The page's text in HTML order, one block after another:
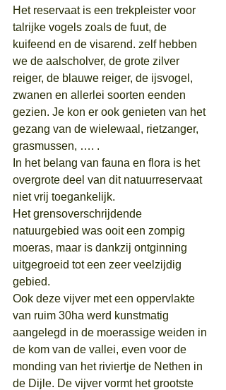
Het reservaat is een trekpleister voor
talrijke vogels zoals de fuut, de
kuifeend en de visarend. zelf hebben
we de aalscholver, de grote zilver
reiger, de blauwe reiger, de ijsvogel,
zwanen en allerlei soorten eenden
gezien. Je kon er ook genieten van het
gezang van de wielewaal, rietzanger,
grasmussen, …. .
In het belang van fauna en flora is het
overgrote deel van dit natuurreservaat
niet vrij toegankelijk.
Het grensoverschrijdende
natuurgebied was ooit een zompig
moeras, maar is dankzij ontginning
uitgegroeid tot een zeer veelzijdig
gebied.
Ook deze vijver met een oppervlakte
van ruim 30ha werd kunstmatig
aangelegd in de moerassige weiden in
de kom van de vallei, even voor de
monding van het riviertje de Nethen in
de Dijle. De vijver vormt het grootste